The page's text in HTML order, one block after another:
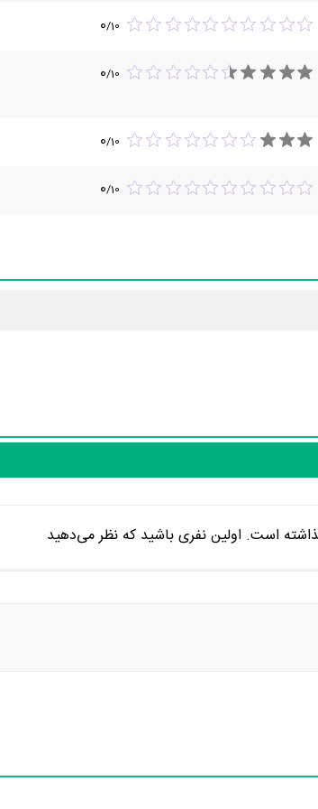
0/10
0/10
0/10
0/10